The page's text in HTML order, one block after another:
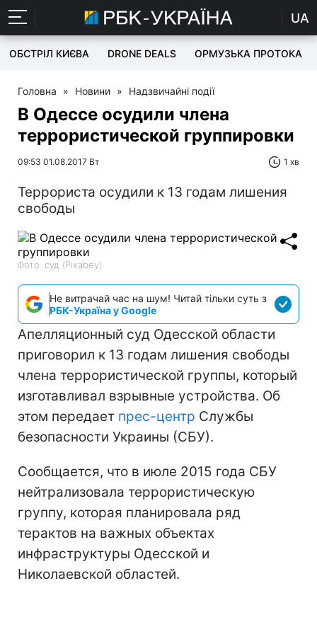
UA
ОБСТРІЛ КИЄВА DRONE DEALS ОРМУЗЬКА ПРОТОКА
Головна » Новини » Надзвичайні події
В Одессе осудили члена
террористической группировки
09:53 01.08.2017 Вт 1 хв
Террориста осудили к 13 годам лишения
свободы
Фото: суд (Pixabey)
Не витрачай час на шум! Читай тільки суть з
РБК-Україна у Google
Апелляционный суд Одесской области
приговорил к 13 годам лишения свободы
члена террористической группы, который
изготавливал взрывные устройства. Об
этом передает прес-центр Службы
безопасности Украины (СБУ).
Сообщается, что в июле 2015 года СБУ
нейтрализовала террористическую
группу, которая планировала ряд
терактов на важных объектах
инфраструктуры Одесской и
Николаевской областей.